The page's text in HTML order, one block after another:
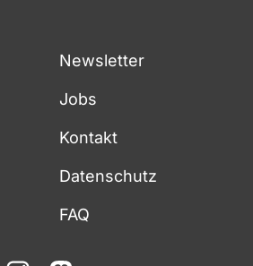
Newsletter
Jobs
Kontakt
Datenschutz
FAQ